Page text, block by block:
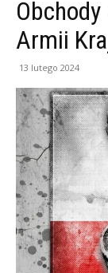
Armii
13 lutego 2024